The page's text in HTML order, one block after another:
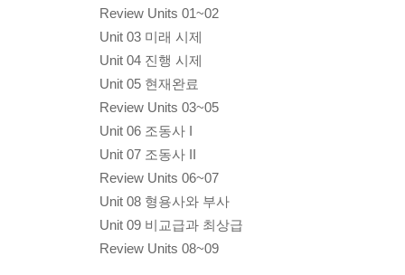
Review Units 01~02
Unit 03 미래 시제
Unit 04 진행 시제
Unit 05 현재완료
Review Units 03~05
Unit 06 조동사 I
Unit 07 조동사 II
Review Units 06~07
Unit 08 형용사와 부사
Unit 09 비교급과 최상급
Review Units 08~09